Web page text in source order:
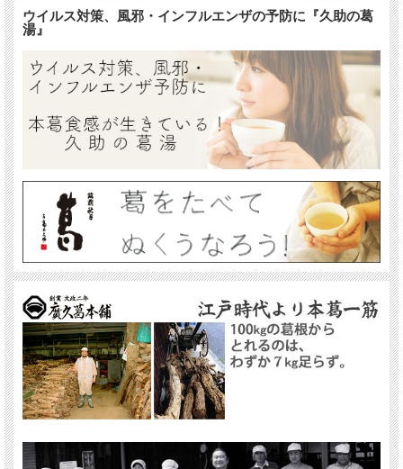
ウイルス対策、風邪・インフルエンザの予防に『久助の葛
湯』